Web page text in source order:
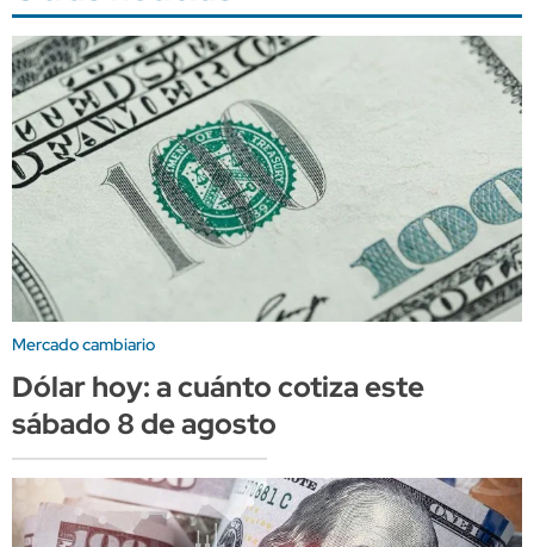
Mercado cambiario
Dólar hoy: a cuánto cotiza este
sábado 8 de agosto